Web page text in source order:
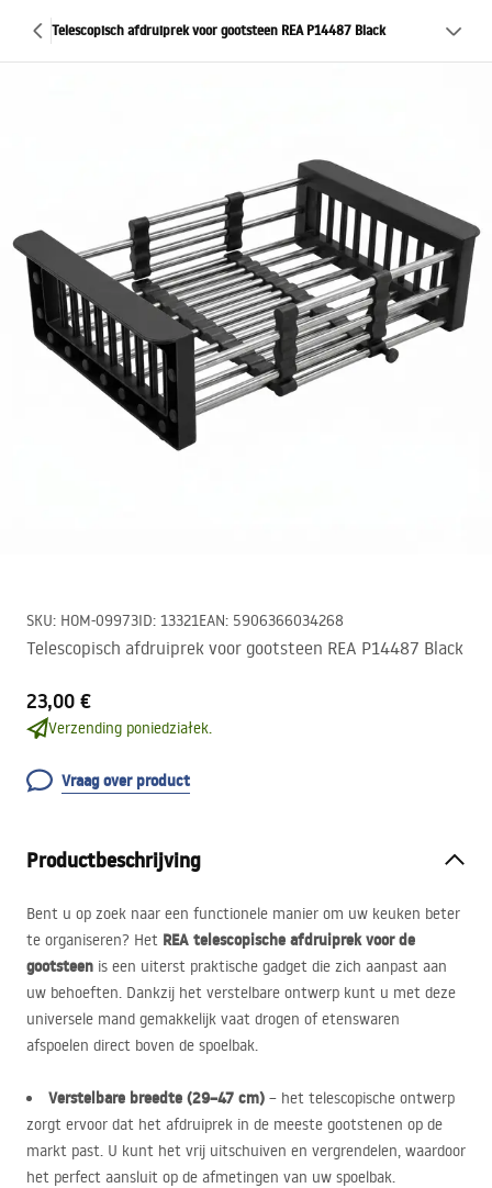
Telescopisch afdruiprek voor gootsteen REA P14487 Black
SKU: HOM-09973ID: 13321EAN: 5906366034268
Telescopisch afdruiprek voor gootsteen REA P14487 Black
23,00 €
Verzending poniedziałek.
Vraag over product
Productbeschrijving
Bent u op zoek naar een functionele manier om uw keuken beter
te organiseren? Het REA telescopische afdruiprek voor de
gootsteen is een uiterst praktische gadget die zich aanpast aan
uw behoeften. Dankzij het verstelbare ontwerp kunt u met deze
universele mand gemakkelijk vaat drogen of etenswaren
afspoelen direct boven de spoelbak.
Verstelbare breedte (29–47 cm) – het telescopische ontwerp
zorgt ervoor dat het afdruiprek in de meeste gootstenen op de
markt past. U kunt het vrij uitschuiven en vergrendelen, waardoor
het perfect aansluit op de afmetingen van uw spoelbak.